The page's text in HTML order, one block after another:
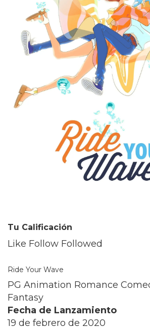
Tu Calificación
Like Follow Followed
Ride Your Wave
PG Animation Romance
Fantasy
Fecha de Lanzamiento
19 de febrero de 2020